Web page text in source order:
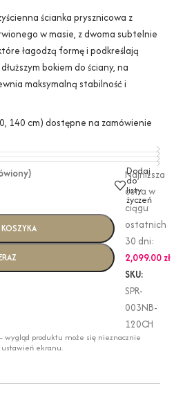
ścianka prysznicowa z
w masie, z dwoma subtelnie
łagodzą formę i podkreślają
bokiem do ściany, na
maksymalną stabilność i
140 cm) dostępne na zamówienie
Dodaj
do
listy
życzeń
Najniższa
cena w
ciągu
ostatnich
30 dni:
2,099.00 zł
SKU:
SPR-
003NB-
120CH
wygląd produktu może się nieznacznie
ustawień ekranu.